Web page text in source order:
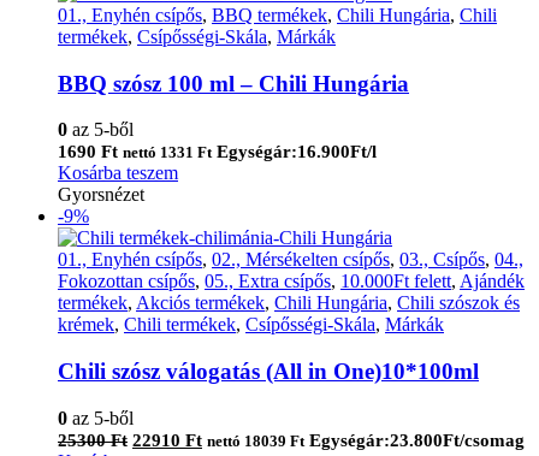
01., Enyhén csípős, BBQ termékek, Chili Hungária, Chili
termékek, Csípősségi-Skála, Márkák
BBQ szósz 100 ml – Chili Hungária
0 az 5-ből
1690 Ft nettó 1331 Ft Egységár:16.900Ft/l
Kosárba teszem
Gyorsnézet
-9%
01., Enyhén csípős, 02., Mérsékelten csípős, 03., Csípős, 04.,
Fokozottan csípős, 05., Extra csípős, 10.000Ft felett, Ajándék
termékek, Akciós termékek, Chili Hungária, Chili szószok és
krémek, Chili termékek, Csípősségi-Skála, Márkák
Chili szósz válogatás (All in One)10*100ml
0 az 5-ből
25300Ft Original
22910 FtCurrent
nettó 18039 Ft Egységár:23.800Ft/csomag